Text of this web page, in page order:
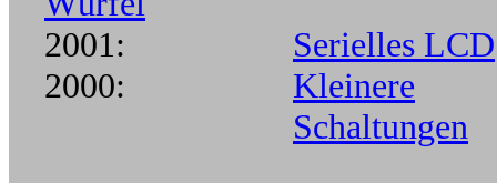
2001:
Serielles LCD
2000:
Kleinere
Schaltungen